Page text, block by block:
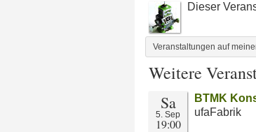
Dieser
Veranstaltungen auf
Weitere
Sa
5. Sep
19:00
BTMK
ufaFabrik